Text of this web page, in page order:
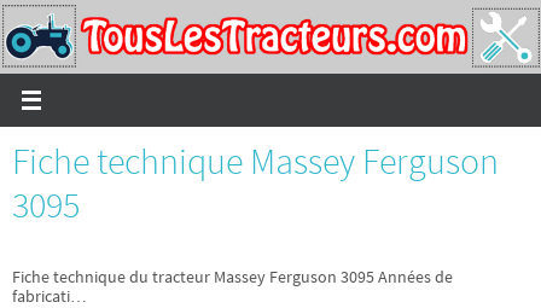
Passer
vers
le
contenu
Fiche technique Massey Ferguson
3095
Fiche technique du tracteur Massey Ferguson 3095 Années de
fabricati…